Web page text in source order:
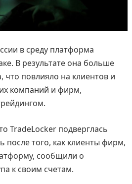
в среду платформа
В результате она больше
что повлияло на клиентов и
компаний и фирм,
TradeLocker подверглась
после того, как клиенты фирм,
сообщили о
к своим счетам.